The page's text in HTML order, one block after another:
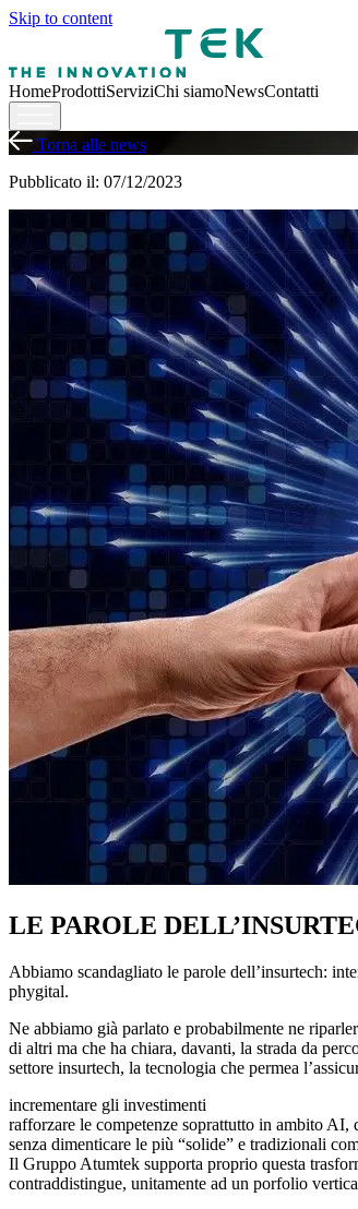
Skip to content
HomeProdottiServiziChi siamoNewsContatti
Torna alle news
Pubblicato il: 07/12/2023
LE PAROLE
Abbiamo scandagliato le parole dell’insurtech:
phygital.
Ne abbiamo già parlato e probabilmente ne
di altri ma che ha chiara, davanti, la strada da
settore insurtech, la tecnologia che permea
incrementare gli investimenti
rafforzare le competenze soprattutto in ambito
senza dimenticare le più “solide” e tradizionali
Il Gruppo Atumtek supporta proprio questa
contraddistingue, unitamente ad un porfolio